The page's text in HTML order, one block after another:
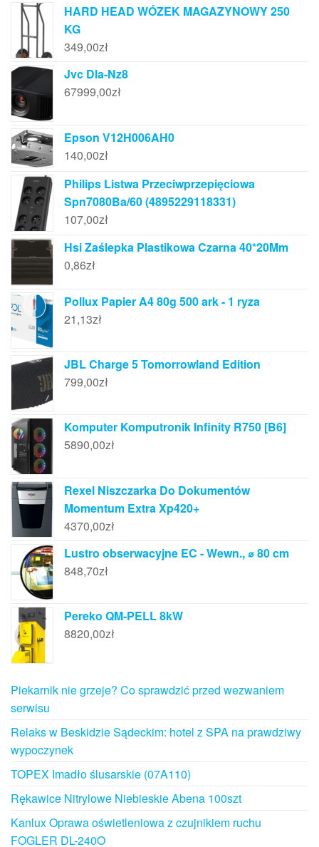
HARD HEAD WÓZEK MAGAZYNOWY 250
KG
349,00zł
Jvc Dla-Nz8
67999,00zł
Epson V12H006AH0
140,00zł
Philips Listwa Przeciwprzepięciowa
Spn7080Ba/60 (4895229118331)
107,00zł
Hsi Zaślepka Plastikowa Czarna 40*20Mm
0,86zł
Pollux Papier A4 80g 500 ark - 1 ryza
21,13zł
JBL Charge 5 Tomorrowland Edition
799,00zł
Komputer Komputronik Infinity R750 [B6]
5890,00zł
Rexel Niszczarka Do Dokumentów
Momentum Extra Xp420+
4370,00zł
Lustro obserwacyjne EC - Wewn., ⌀ 80 cm
848,70zł
Pereko QM-PELL 8kW
8820,00zł
Piekarnik nie grzeje? Co sprawdzić przed wezwaniem
serwisu
Relaks w Beskidzie Sądeckim: hotel z SPA na prawdziwy
wypoczynek
TOPEX Imadło ślusarskie (07A110)
Rękawice Nitrylowe Niebieskie Abena 100szt
Kanlux Oprawa oświetleniowa z czujnikiem ruchu
FOGLER DL-240O